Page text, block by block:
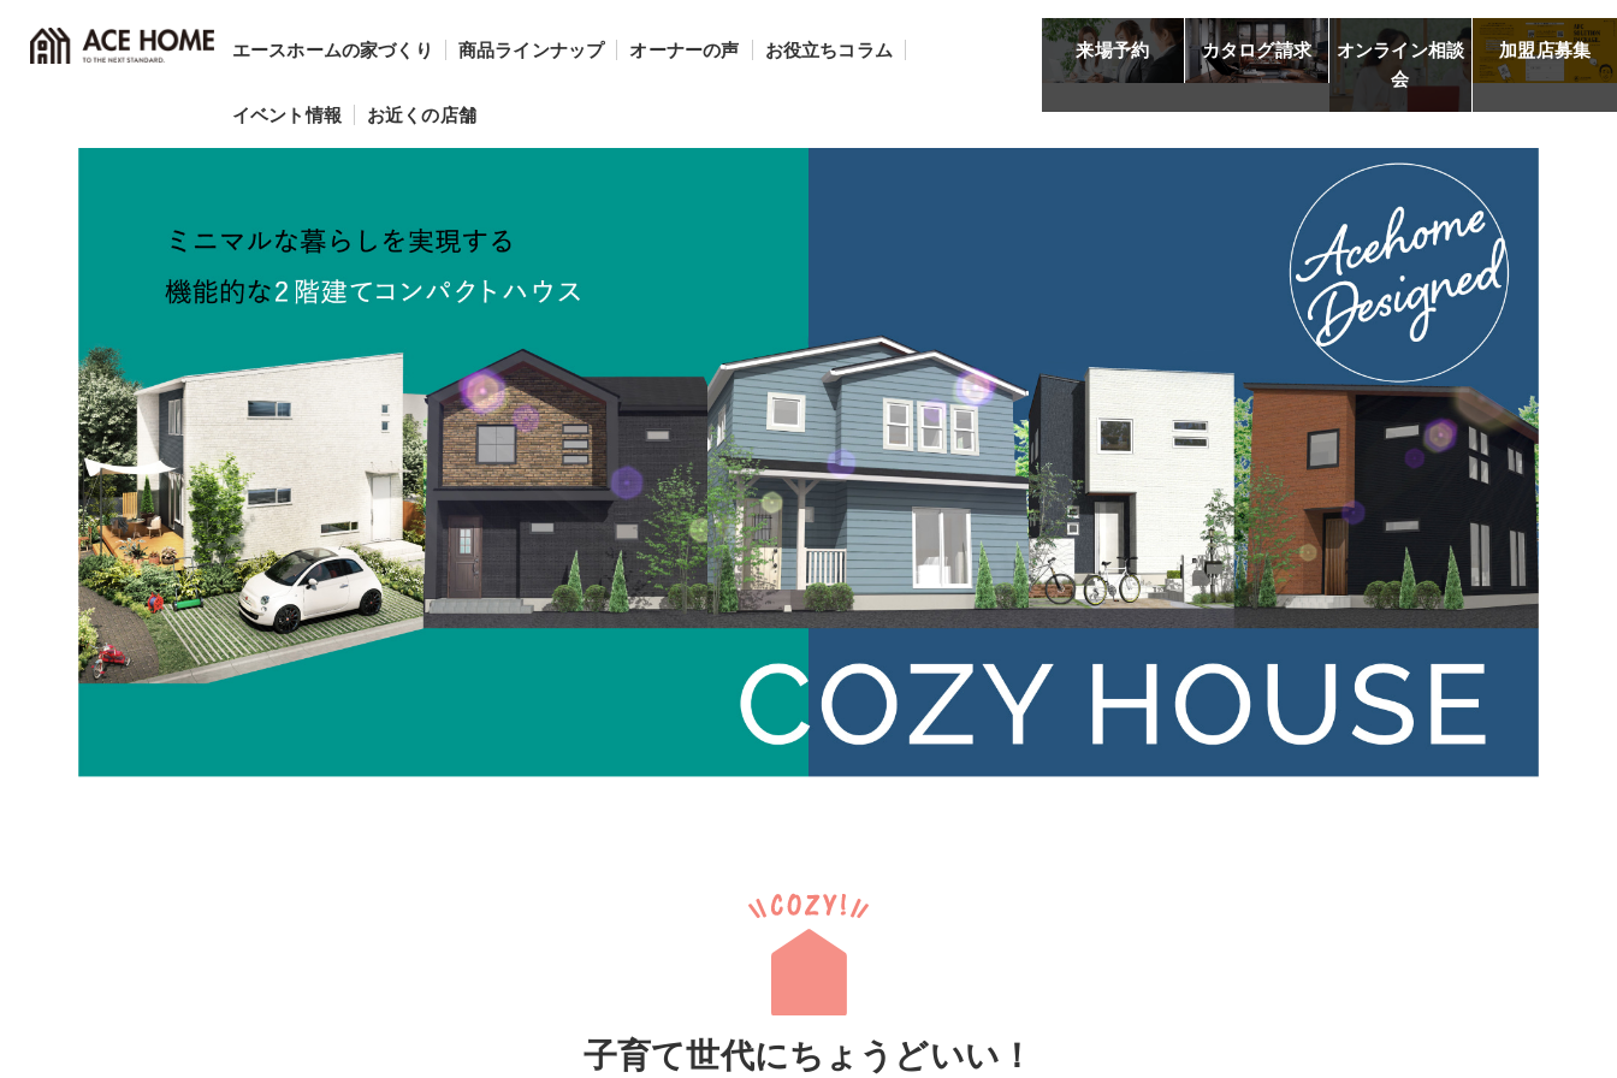
エースホームの家づくり 商品ラインナップ オーナーの声 お役立ちコラム
イベント情報 お近くの店舗
来場予約 カタログ請求
オンライン相談
会
加盟店募集
子育て世代にちょうどいい！